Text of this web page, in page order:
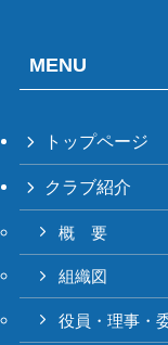
MENU
トップページ
クラブ紹介
概 要
組織図
役員・理事・